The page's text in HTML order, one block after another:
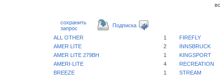
сохранить
запрос
Подписка
ALL OTHER 1
FIREFLY
AMER LITE
2
INNSBRUCK
AMER LITE 279BH
1
KINGSPORT
AMERI-LITE
4
RECREATION
BREEZE
1
STREAM